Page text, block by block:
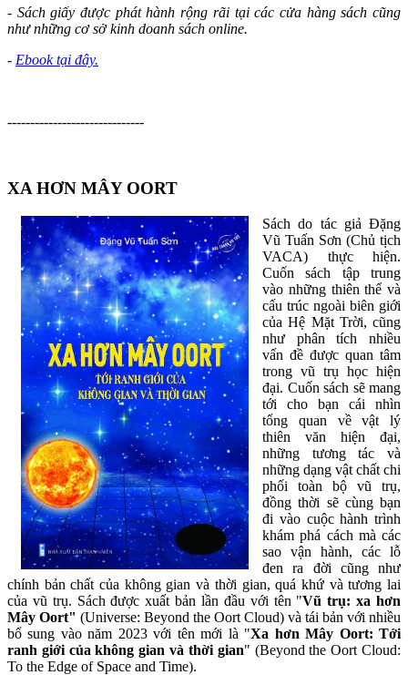
- Sách giấy được phát hành rộng rãi tại các cửa hàng sách cũng
như những cơ sở kinh doanh sách online.
- Ebook tại đây.
------------------------------
XA HƠN MÂY OORT
Sách do tác giả Đặng
Vũ Tuấn Sơn (Chủ tịch
VACA) thực hiện.
Cuốn sách tập trung
vào những thiên thể và
cấu trúc ngoài biên giới
của Hệ Mặt Trời, cũng
như phân tích nhiều
vấn đề được quan tâm
trong vũ trụ học hiện
đại. Cuốn sách sẽ mang
tới cho bạn cái nhìn
tổng quan về vật lý
thiên văn hiện đại,
những tương tác và
những dạng vật chất chi
phối toàn bộ vũ trụ,
đồng thời sẽ cùng bạn
đi vào cuộc hành trình
khám phá cách mà các
sao vận hành, các lỗ
đen ra đời cũng như
chính bản chất của không gian và thời gian, quá khứ và tương lai
của vũ trụ. Sách được xuất bản lần đầu với tên "Vũ trụ: xa hơn
Mây Oort" (Universe: Beyond the Oort Cloud) và tái bản với nhiều
bổ sung vào năm 2023 với tên mới là "Xa hơn Mây Oort: Tới
ranh giới của không gian và thời gian" (Beyond the Oort Cloud:
To the Edge of Space and Time).